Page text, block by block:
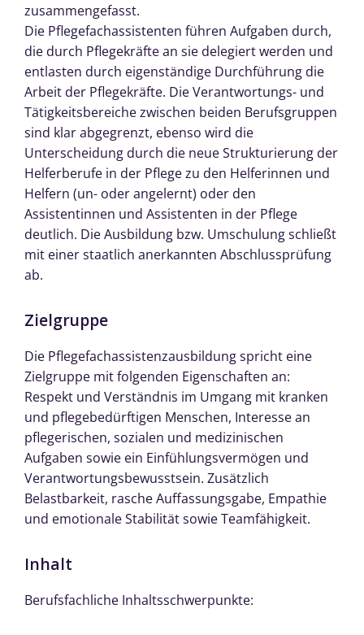
zusammengefasst.
Die Pflegefachassistenten führen Aufgaben durch,
die durch Pflegekräfte an sie delegiert werden und
entlasten durch eigenständige Durchführung die
Arbeit der Pflegekräfte. Die Verantwortungs- und
Tätigkeitsbereiche zwischen beiden Berufsgruppen
sind klar abgegrenzt, ebenso wird die
Unterscheidung durch die neue Strukturierung der
Helferberufe in der Pflege zu den Helferinnen und
Helfern (un- oder angelernt) oder den
Assistentinnen und Assistenten in der Pflege
deutlich. Die Ausbildung bzw. Umschulung schließt
mit einer staatlich anerkannten Abschlussprüfung
ab.
Zielgruppe
Die Pflegefachassistenzausbildung spricht eine
Zielgruppe mit folgenden Eigenschaften an:
Respekt und Verständnis im Umgang mit kranken
und pflegebedürftigen Menschen, Interesse an
pflegerischen, sozialen und medizinischen
Aufgaben sowie ein Einfühlungsvermögen und
Verantwortungsbewusstsein. Zusätzlich
Belastbarkeit, rasche Auffassungsgabe, Empathie
und emotionale Stabilität sowie Teamfähigkeit.
Inhalt
Berufsfachliche Inhaltsschwerpunkte: